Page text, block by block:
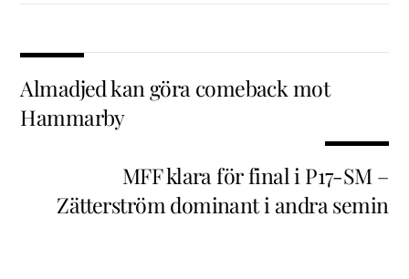
Almadjed kan göra comeback mot
Hammarby
MFF klara för final i P17-SM –
Zätterström dominant i andra semin